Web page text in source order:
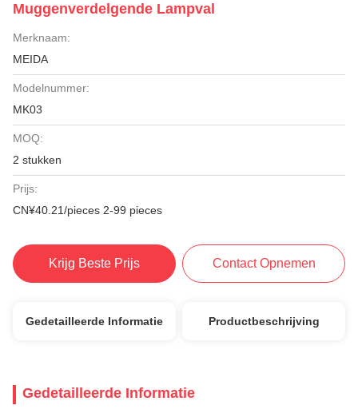
Muggenverdelgende Lampval
Merknaam:
MEIDA
Modelnummer:
MK03
MOQ:
2 stukken
Prijs:
CN¥40.21/pieces 2-99 pieces
Krijg Beste Prijs Contact Opnemen
Gedetailleerde Informatie Productbeschrijving
Gedetailleerde Informatie